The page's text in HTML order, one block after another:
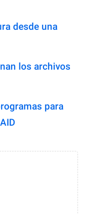
desde una
los archivos
para